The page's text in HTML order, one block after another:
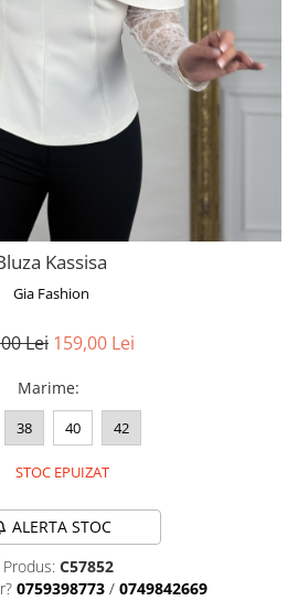
Kassisa
Gia Fashion
Lei 159,00 Lei
Marime:
38 40 42
STOC EPUIZAT
ALERTA STOC
C57852
0759398773 / 0749842669